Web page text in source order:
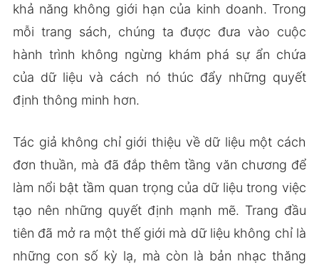
khả năng không giới hạn của kinh doanh. Trong
mỗi trang sách, chúng ta được đưa vào cuộc
hành trình không ngừng khám phá sự ẩn chứa
của dữ liệu và cách nó thúc đẩy những quyết
định thông minh hơn.
Tác giả không chỉ giới thiệu về dữ liệu một cách
đơn thuần, mà đã đắp thêm tầng văn chương để
làm nổi bật tầm quan trọng của dữ liệu trong việc
tạo nên những quyết định mạnh mẽ. Trang đầu
tiên đã mở ra một thế giới mà dữ liệu không chỉ là
những con số kỳ lạ, mà còn là bản nhạc thăng